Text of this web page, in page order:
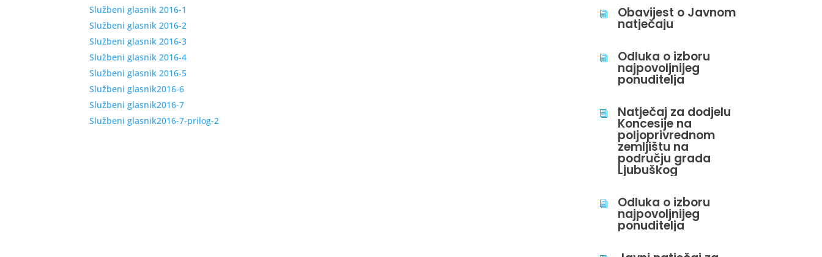
Službeni glasnik 2016-1
Službeni glasnik 2016-2
Službeni glasnik 2016-3
Službeni glasnik 2016-4
Službeni glasnik 2016-5
Službeni glasnik2016-6
Službeni glasnik2016-7
Službeni glasnik2016-7-prilog-2
i Obavijest o Javnom
natječaju
i Odluka o izboru
najpovoljnijeg
ponuditelja
i Natječaj za dodjelu
Koncesije na
poljoprivrednom
zemljištu na
području grada
Ljubuškog
i Odluka o izboru
najpovoljnijeg
ponuditelja